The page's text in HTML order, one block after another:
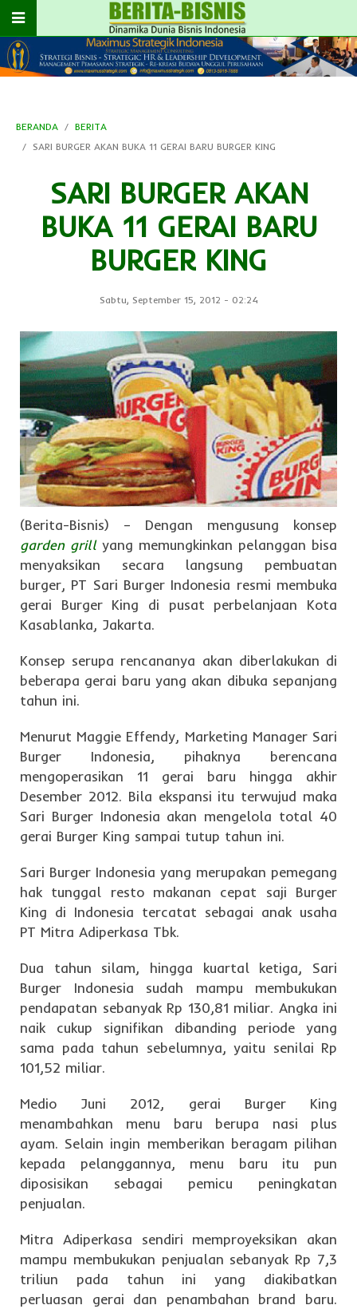
BERANDA
BERITA
SARI BURGER AKAN BUKA 11 GERAI BARU BURGER KING
SARI BURGER AKAN
BUKA 11 GERAI BARU
BURGER KING
Sabtu, September 15, 2012 - 02:24
(Berita-Bisnis) – Dengan mengusung konsep
garden grill yang memungkinkan pelanggan bisa
menyaksikan secara langsung pembuatan
burger, PT Sari Burger Indonesia resmi membuka
gerai Burger King di pusat perbelanjaan Kota
Kasablanka, Jakarta.
Konsep serupa rencananya akan diberlakukan di
beberapa gerai baru yang akan dibuka sepanjang
tahun ini.
Menurut Maggie Effendy, Marketing Manager Sari
Burger Indonesia, pihaknya berencana
mengoperasikan 11 gerai baru hingga akhir
Desember 2012. Bila ekspansi itu terwujud maka
Sari Burger Indonesia akan mengelola total 40
gerai Burger King sampai tutup tahun ini.
Sari Burger Indonesia yang merupakan pemegang
hak tunggal resto makanan cepat saji Burger
King di Indonesia tercatat sebagai anak usaha
PT Mitra Adiperkasa Tbk.
Dua tahun silam, hingga kuartal ketiga, Sari
Burger Indonesia sudah mampu membukukan
pendapatan sebanyak Rp 130,81 miliar. Angka ini
naik cukup signifikan dibanding periode yang
sama pada tahun sebelumnya, yaitu senilai Rp
101,52 miliar.
Medio Juni 2012, gerai Burger King
menambahkan menu baru berupa nasi plus
ayam. Selain ingin memberikan beragam pilihan
kepada pelanggannya, menu baru itu pun
diposisikan sebagai pemicu peningkatan
penjualan.
Mitra Adiperkasa sendiri memproyeksikan akan
mampu membukukan penjualan sebanyak Rp 7,3
triliun pada tahun ini yang diakibatkan
perluasan gerai dan penambahan brand baru.